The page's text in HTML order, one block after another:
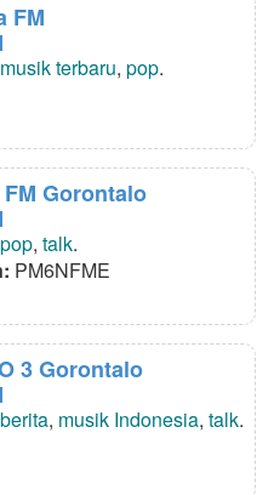
FM
musik terbaru, pop.
Gorontalo
pop, talk.
PM6NFME
3 Gorontalo
berita, musik Indonesia, talk.